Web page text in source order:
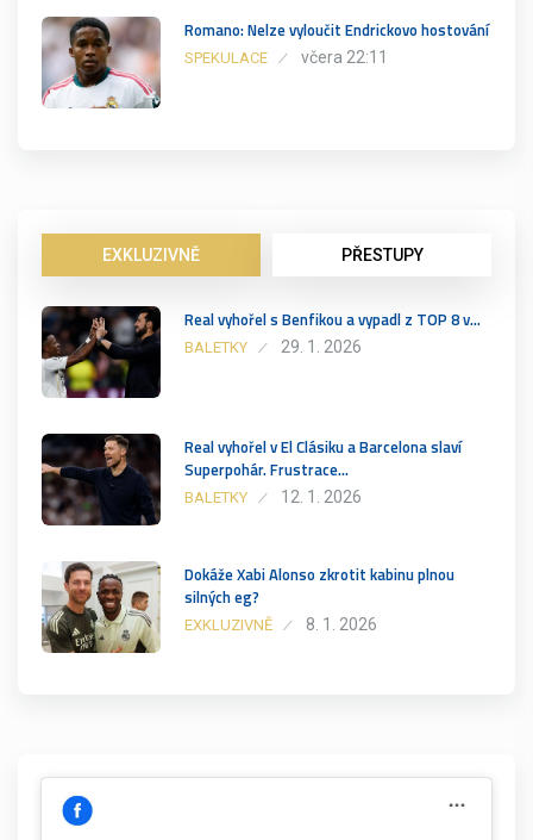
Romano: Nelze vyloučit Endrickovo hostování
SPEKULACE včera 22:11
EXKLUZIVNĚ PŘESTUPY
Real vyhořel s Benfikou a vypadl z TOP 8 v…
BALETKY 29. 1. 2026
Real vyhořel v El Clásiku a Barcelona slaví
Superpohár. Frustrace…
BALETKY 12. 1. 2026
Dokáže Xabi Alonso zkrotit kabinu plnou
silných eg?
EXKLUZIVNĚ 8. 1. 2026